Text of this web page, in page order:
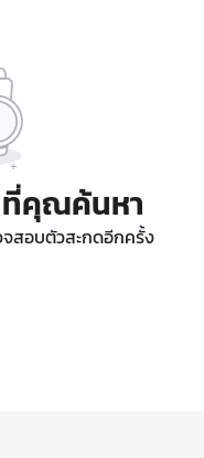
ที่คุณค้นหา
สอบตัวสะกดอีกครั้ง